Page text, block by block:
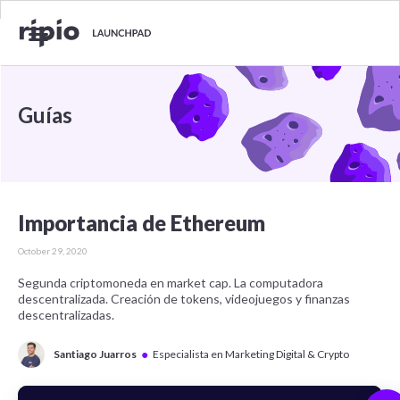
Guías
Importancia de Ethereum
October 29, 2020
Segunda criptomoneda en market cap. La computadora
descentralizada. Creación de tokens, videojuegos y finanzas
descentralizadas.
Santiago Juarros ● Especialista en Marketing Digital & Crypto